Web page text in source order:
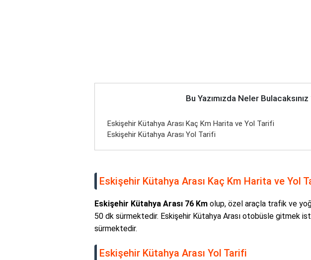
Bu Yazımızda Neler Bulacaksınız
Eskişehir Kütahya Arası Kaç Km Harita ve Yol Tarifi
Eskişehir Kütahya Arası Yol Tarifi
Eskişehir Kütahya Arası Kaç Km Harita ve Yol
Eskişehir Kütahya Arası 76 Km olup, özel araçla trafik ve
50 dk sürmektedir. Eskişehir Kütahya Arası otobüsle gitmek
sürmektedir.
Eskişehir Kütahya Arası Yol Tarifi